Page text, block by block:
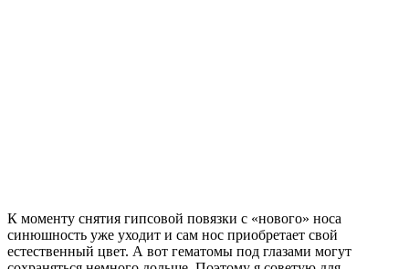
К моменту снятия гипсовой повязки с «нового» носа
синюшность уже уходит и сам нос приобретает свой
естественный цвет. А вот гематомы под глазами могут